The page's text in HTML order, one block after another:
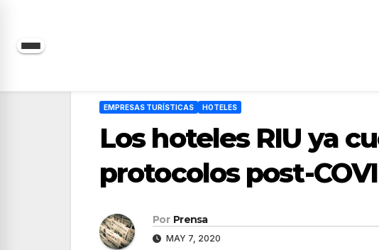
Saltar
EMPRESAS TURÍSTICAS HOTELES
Los hoteles RIU ya
protocolos post-
Por Prensa
MAY 7, 2020